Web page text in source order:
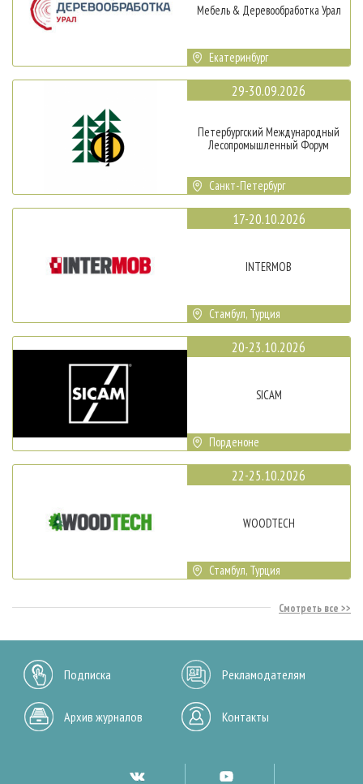
Мебель & Деревообработка Урал
Екатеринбург
29-30.09.2026
Петербургский Международный
Лесопромышленный Форум
Санкт-Петербург
17-20.10.2026
INTERMOB
Стамбул, Турция
20-23.10.2026
SICAM
Порденоне
22-25.10.2026
WOODTECH
Стамбул, Турция
Смотреть все
Подписка Рекламодателям
Архив журналов Контакты